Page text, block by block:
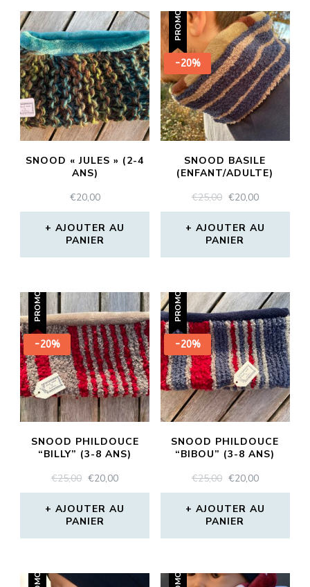
SNOOD « JULES » (2-4
ANS)
€20,00
AJOUTER AU
PANIER
PROMO !
-20%
SNOOD BASILE
(ENFANT/ADULTE)
€25,00 LE
PRIX
INITIAL
ÉTAIT :
€25,00.
€20,00LE
PRIX
ACTUEL
€20,00.
AJOUTER AU
PANIER
PROMO !
-20%
SNOOD PHILDOUCE
“BILLY” (3-8 ANS)
€25,00 LE
PRIX
INITIAL
ÉTAIT :
€25,00.
€20,00LE
PRIX
ACTUEL
€20,00.
AJOUTER AU
PANIER
PROMO !
-20%
SNOOD PHILDOUCE
“BIBOU” (3-8 ANS)
€25,00 LE
PRIX
INITIAL
ÉTAIT :
€25,00.
€20,00LE
PRIX
ACTUEL
€20,00.
AJOUTER AU
PANIER